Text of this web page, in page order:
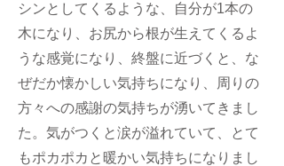
シンとしてくるような、自分が1本の
木になり、お尻から根が生えてくるよ
うな感覚になり、終盤に近づくと、な
ぜだか懐かしい気持ちになり、周りの
方々への感謝の気持ちが湧いてきまし
た。気がつくと涙が溢れていて、とて
もポカポカと暖かい気持ちになりまし